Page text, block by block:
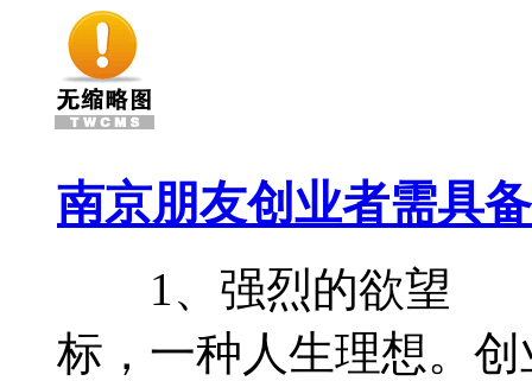
南京朋友创业者需具
1、强烈的欲望 “
标，一种人生理想。